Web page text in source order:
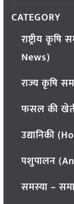
CATEGORY
राष्ट्रीय
News)
राज्य कृषि
फसल की
उद्यानिकी
पशुपालन
समस्या –